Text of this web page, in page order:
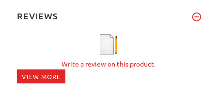
REVIEWS
Write a review on this product.
VIEW MORE